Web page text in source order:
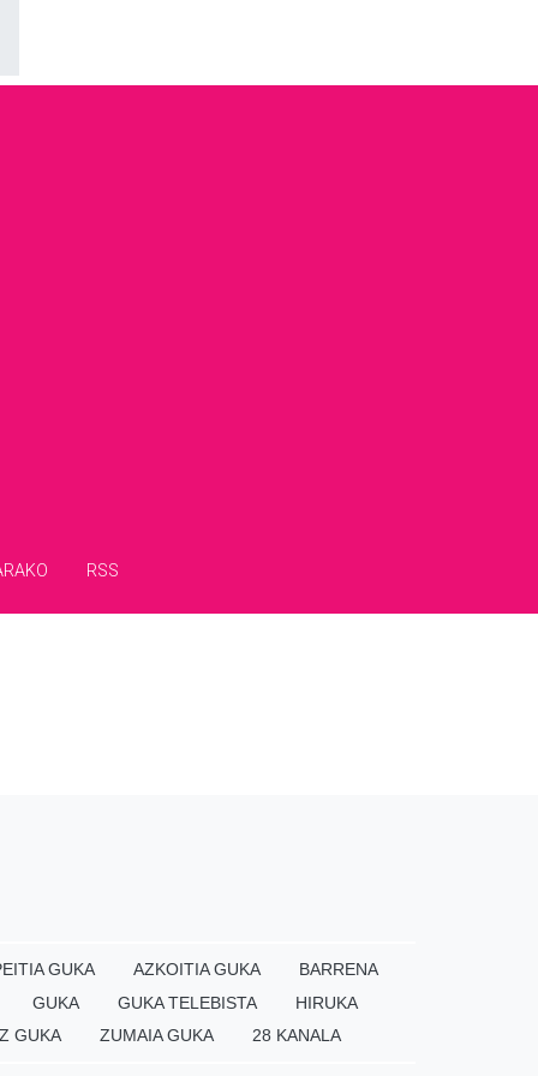
RSS
GUKA AZKOITIA GUKA
BARRENA
GUKA
GUKA TELEBISTA
HIRUKA
GUKA
ZUMAIA GUKA 28 KANALA